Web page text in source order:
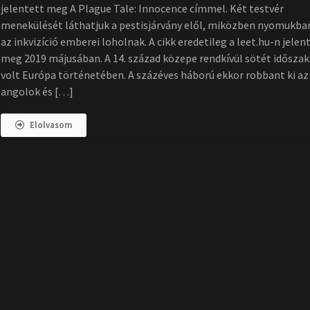
jelentett meg A Plague Tale: Innocence címmel. Két testvér
menekülését láthatjuk a pestisjárvány elől, miközben
az inkvizíció emberei loholnak. A cikk eredetileg a leet.hu-n jelent
meg 2019 májusában. A 14. század közepe rendkívül sötét időszak
volt Európa történetében. A százéves háború ekkor robbant ki az
angolok és […]
Elolvasom